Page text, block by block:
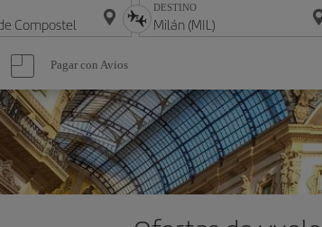
DESTINO
Pagar con Avios